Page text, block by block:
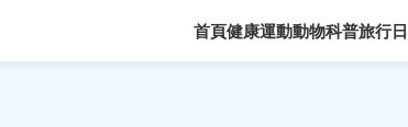
首頁健康運動動物科普旅行